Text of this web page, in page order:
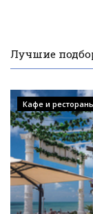
Лучшие
Кафе и